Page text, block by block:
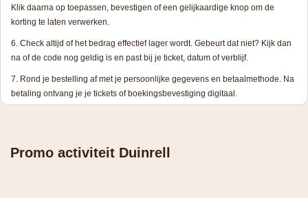
Klik daarna op toepassen, bevestigen of een gelijkaardige knop om de
korting te laten verwerken.
Check altijd of het bedrag effectief lager wordt. Gebeurt dat niet? Kijk dan
na of de code nog geldig is en past bij je ticket, datum of verblijf.
Rond je bestelling af met je persoonlijke gegevens en betaalmethode. Na
betaling ontvang je je tickets of boekingsbevestiging digitaal.
Promo activiteit Duinrell